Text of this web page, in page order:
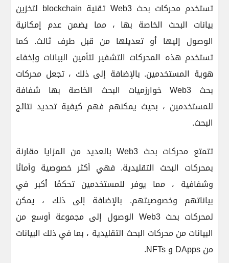
تستخدم محركات بحث Web3 تقنية blockchain لتخزين
بيانات البحث الخاصة بها ، مما يضمن عدم إمكانية
الوصول إليها أو تعديلها من قبل طرف ثالث. كما
تستخدم هذه المحركات التشفير لتأمين البيانات وإخفاء
هوية المستخدمين. بالإضافة إلى ذلك ، تجعل محركات
بحث Web3 خوارزميات البحث الخاصة بها شفافة
للمستخدمين ، بحيث يمكنهم فهم كيفية تحديد نتائج
البحث.
تتمتع محركات بحث Web3 بالعديد من المزايا مقارنة
بمحركات البحث التقليدية. فهي أكثر خصوصية وأمانًا
وشفافية ، مما يوفر للمستخدمين تحكمًا أكبر في
بياناتهم وخصوصيتهم. بالإضافة إلى ذلك ، يمكن
لمحركات بحث Web3 الوصول إلى مجموعة أوسع من
البيانات من محركات البحث التقليدية ، بما في ذلك البيانات
من DApps و NFTs.